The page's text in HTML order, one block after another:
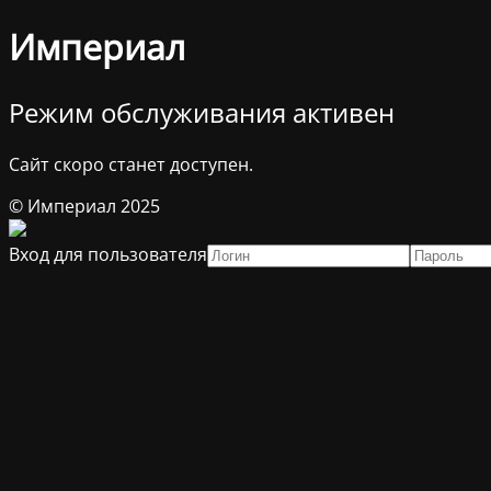
Империал
Режим обслуживания активен
Сайт скоро станет доступен.
© Империал 2025
Вход для пользователя